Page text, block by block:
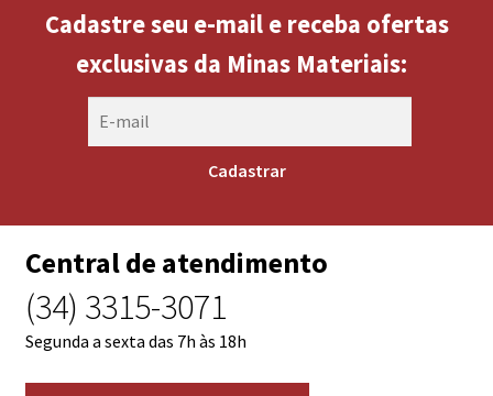
Cadastre seu e-mail e receba ofertas
exclusivas da Minas Materiais:
Central de atendimento
(34) 3315-3071
Segunda a sexta das 7h às 18h